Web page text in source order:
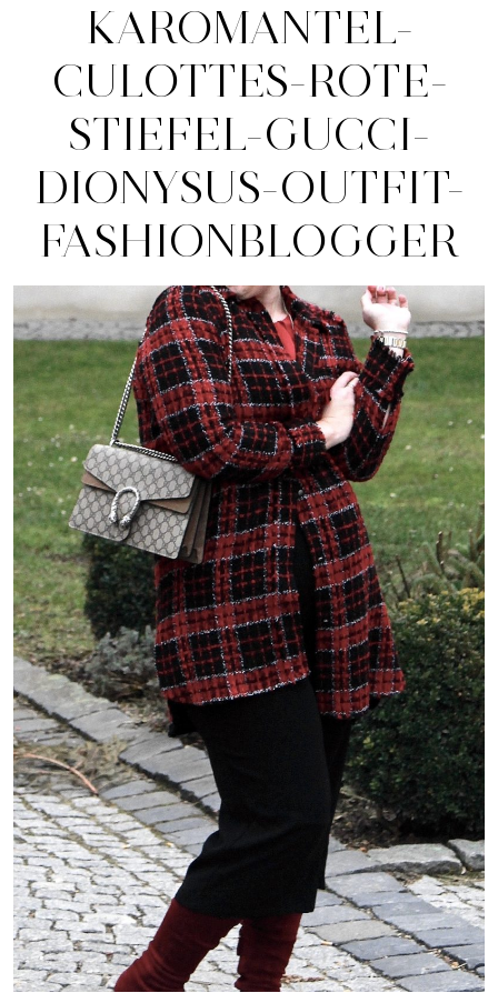
KAROMANTEL-
CULOTTES-ROTE-
STIEFEL-GUCCI-
DIONYSUS-OUTFIT-
FASHIONBLOGGER